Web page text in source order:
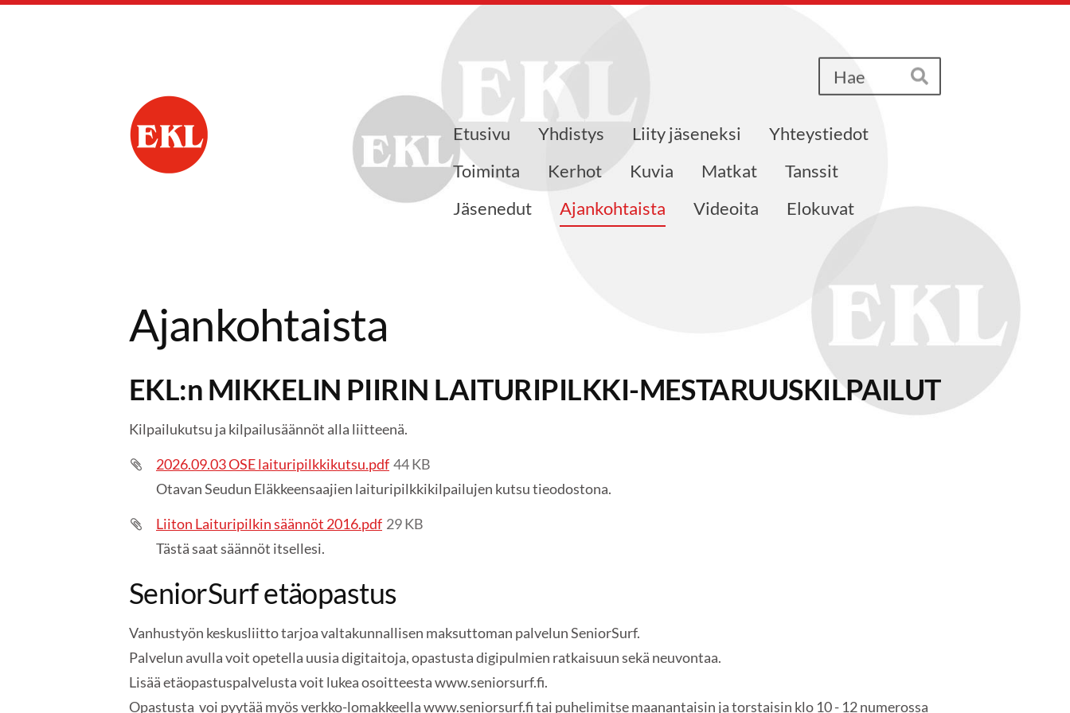
Hae
Mäntyharjun eläkkeensaajat ry
Etusivu Yhdistys Liity jäseneksi
Yhteystiedot
Toiminta
Kerhot Kuvia Matkat
Tanssit
Jäsenedut
Ajankohtaista Videoita Elokuvat
Ajankohtaista
EKL:n MIKKELIN PIIRIN LAITURIPILKKI-MESTARUUSKILPAILUT
Kilpailukutsu ja kilpailusäännöt alla liitteenä.
2026.09.03 OSE laituripilkkikutsu.pdf 44 KB
Otavan Seudun Eläkkeensaajien laituripilkkikilpailujen kutsu tieodostona.
Liiton Laituripilkin säännöt 2016.pdf 29 KB
Tästä saat säännöt itsellesi.
SeniorSurf etäopastus
Vanhustyön keskusliitto tarjoa valtakunnallisen maksuttoman palvelun SeniorSurf.
Palvelun avulla voit opetella uusia digitaitoja, opastusta digipulmien ratkaisuun sekä neuvontaa.
Lisää etäopastuspalvelusta voit lukea osoitteesta www.seniorsurf.fi.
Opastusta voi pyytää myös verkko-lomakkeella www.seniorsurf.fi tai puhelimitse maanantaisin ja torstaisin klo 10 - 12 numerossa